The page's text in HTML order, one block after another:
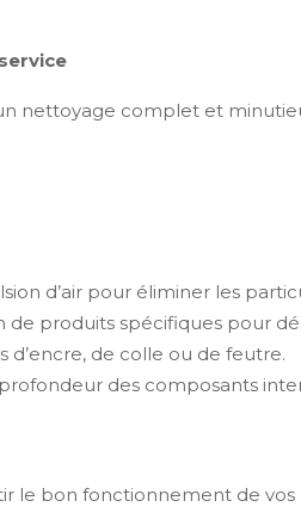
un nettoyage complet et
d’air pour éliminer les
de produits spécifiques pour
de colle ou de feutre.
des composants
le bon fonctionnement de